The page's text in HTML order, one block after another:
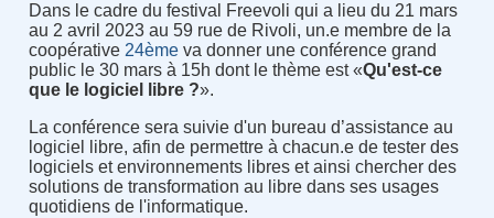
Dans le cadre du festival Freevoli qui a lieu du 21 mars
au 2 avril 2023 au 59 rue de Rivoli, un.e membre de la
coopérative 24èmeva donner une conférence grand
public le 30 mars à 15h dont le thème est «Qu'est-ce
que le logiciel libre ?».
La conférence sera suivie d'un bureau d’assistance au
logiciel libre, afin de permettre à chacun.e de tester des
logiciels et environnements libres et ainsi chercher des
solutions de transformation au libre dans ses usages
quotidiens de l'informatique.